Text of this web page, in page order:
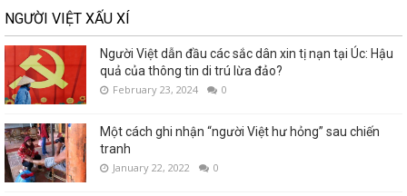
NGƯỜI VIỆT XẤU XÍ
Người Việt dẫn đầu các sắc dân xin tị nạn tại Úc: Hậu
quả của thông tin di trú lừa đảo?
February 23, 2024 0
Một cách ghi nhận “người Việt hư hỏng” sau chiến
tranh
January 22, 2022 0